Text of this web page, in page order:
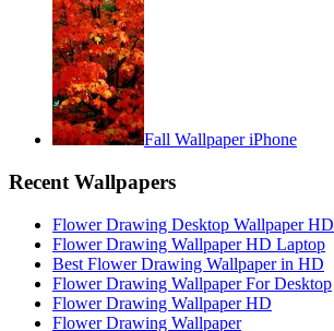
Fall Wallpaper iPhone
Recent Wallpapers
Flower Drawing Desktop Wallpaper HD
Flower Drawing Wallpaper HD Laptop
Best Flower Drawing Wallpaper in HD
Flower Drawing Wallpaper For Desktop
Flower Drawing Wallpaper HD
Flower Drawing Wallpaper